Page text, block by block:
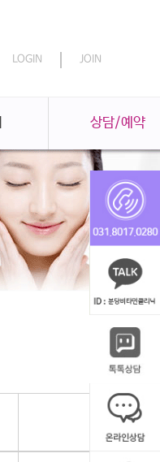
LOGIN JOIN
상담/예약
LDM